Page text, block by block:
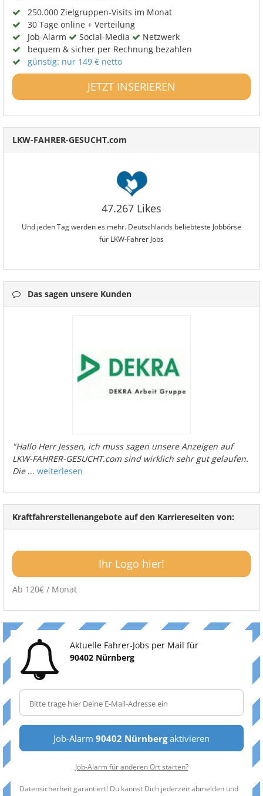
250.000 Zielgruppen-Visits im Monat
30 Tage online + Verteilung
Job-Alarm
Social-Media
Netzwerk
bequem & sicher per Rechnung bezahlen
günstig: nur 149 € netto
JETZT INSERIEREN
LKW-FAHRER-GESUCHT.com
47.267 Likes
Und jeden Tag werden es mehr. Deutschlands beliebteste Jobbörse
für LKW-Fahrer Jobs
Das sagen unsere Kunden
"Hallo Herr Jessen, ich muss sagen unsere Anzeigen auf
LKW-FAHRER-GESUCHT.com sind wirklich sehr gut gelaufen.
Die... weiterlesen
Kraftfahrerstellenangebote auf den Karriereseiten von:
Ihr Logo hier!
Ab 120€ / Monat
Aktuelle Fahrer-Jobs per Mail für
90402 Nürnberg
Job-Alarm 90402 Nürnbergaktivieren
Job-Alarm für anderen Ort starten?
Datensicherheit garantiert! Du kannst Dich jederzeit abmelden und